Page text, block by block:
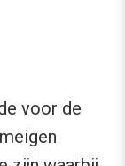
voor de